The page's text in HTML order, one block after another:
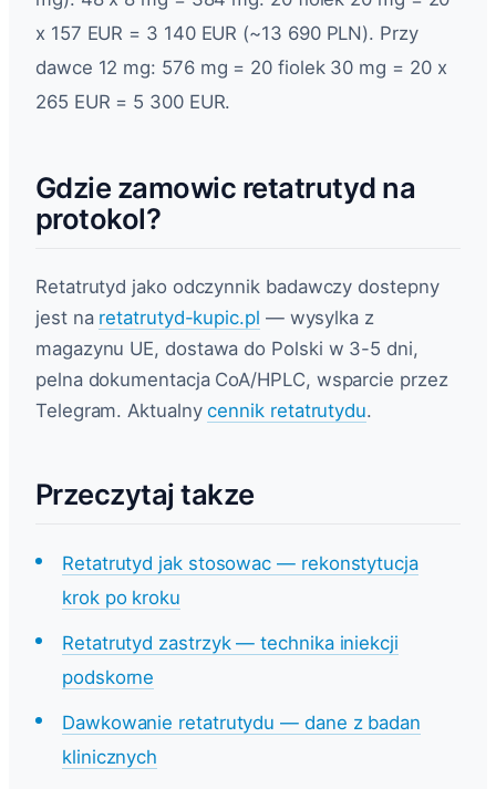
x 157 EUR = 3 140 EUR (~13 690 PLN). Przy
dawce 12 mg: 576 mg = 20 fiolek 30 mg = 20 x
265 EUR = 5 300 EUR.
Gdzie zamowic retatrutyd na
protokol?
Retatrutyd jako odczynnik badawczy dostepny
jest na retatrutyd-kupic.pl — wysylka z
magazynu UE, dostawa do Polski w 3-5 dni,
pelna dokumentacja CoA/HPLC, wsparcie przez
Telegram. Aktualnycennik retatrutydu.
Przeczytaj takze
Retatrutyd jak stosowac — rekonstytucja
krok po kroku
Retatrutyd zastrzyk — technika iniekcji
podskorne
Dawkowanie retatrutydu — dane z badan
klinicznych